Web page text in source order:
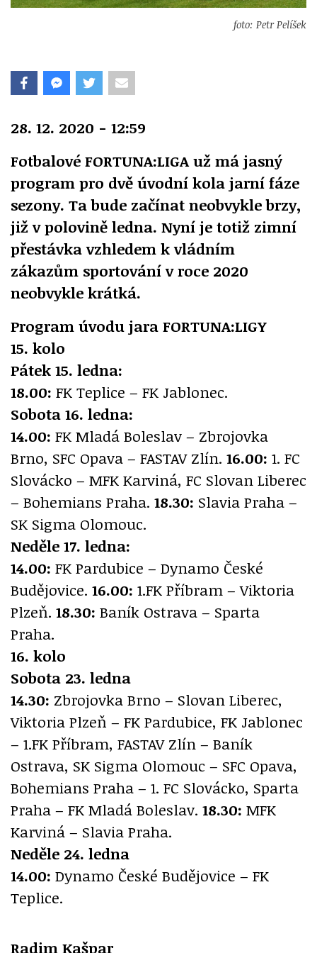
foto: Petr Pelíšek
28. 12. 2020 - 12:59
Fotbalové FORTUNA:LIGA už má jasný
program pro dvě úvodní kola jarní fáze
sezony. Ta bude začínat neobvykle brzy,
již v polovině ledna. Nyní je totiž zimní
přestávka vzhledem k vládním
zákazům sportování v roce 2020
neobvykle krátká.
Program úvodu jara FORTUNA:LIGY
15. kolo
Pátek 15. ledna:
18.00: FK Teplice – FK Jablonec.
Sobota 16. ledna:
14.00: FK Mladá Boleslav – Zbrojovka
Brno, SFC Opava – FASTAV Zlín. 16.00: 1. FC
Slovácko – MFK Karviná, FC Slovan Liberec
– Bohemians Praha. 18.30: Slavia Praha –
SK Sigma Olomouc.
Neděle 17. ledna:
14.00: FK Pardubice – Dynamo České
Budějovice. 16.00: 1.FK Příbram – Viktoria
Plzeň. 18.30: Baník Ostrava – Sparta
Praha.
16. kolo
Sobota 23. ledna
14.30: Zbrojovka Brno – Slovan Liberec,
Viktoria Plzeň – FK Pardubice, FK Jablonec
– 1.FK Příbram, FASTAV Zlín – Baník
Ostrava, SK Sigma Olomouc – SFC Opava,
Bohemians Praha – 1. FC Slovácko, Sparta
Praha – FK Mladá Boleslav. 18.30: MFK
Karviná – Slavia Praha.
Neděle 24. ledna
14.00: Dynamo České Budějovice – FK
Teplice.
Radim Kašpar